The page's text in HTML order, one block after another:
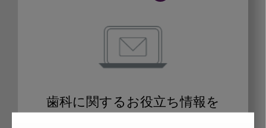
歯科に関するお役立ち情報を